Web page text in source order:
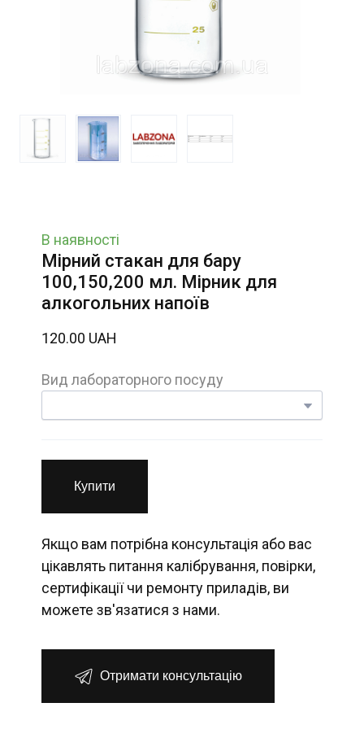
В наявності
Мірний стакан для бару
100,150,200 мл. Мірник для
алкогольних напоїв
120.00 UAH
Вид лабораторного посуду
Купити
Якщо вам потрібна консультація або вас
цікавлять питання калібрування, повірки,
сертифікації чи ремонту приладів, ви
можете зв'язатися з нами.
Отримати консультацію